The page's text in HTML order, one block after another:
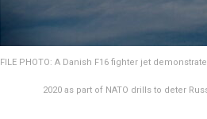
FILE PHOTO: A Danish F16 fighter jet
2020 as part of NATO drills to deter